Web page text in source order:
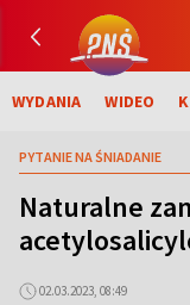
WYDANIA WIDEO
PYTANIE NA ŚNIADANIE
Naturalne
02.03.2023, 08:49